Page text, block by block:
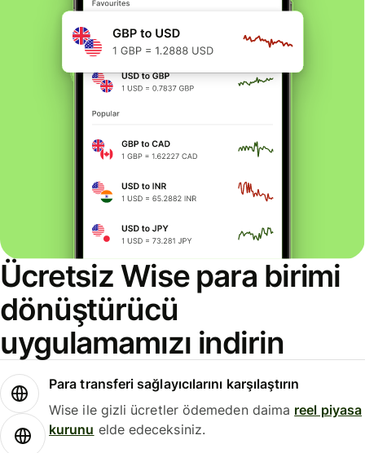
Ücretsiz Wise para birimi
dönüştürücü
uygulamamızı indirin
Para transferi sağlayıcılarını karşılaştırın
Wise ile gizli ücretler ödemeden daima reel piyasa
kurunu elde edeceksiniz.